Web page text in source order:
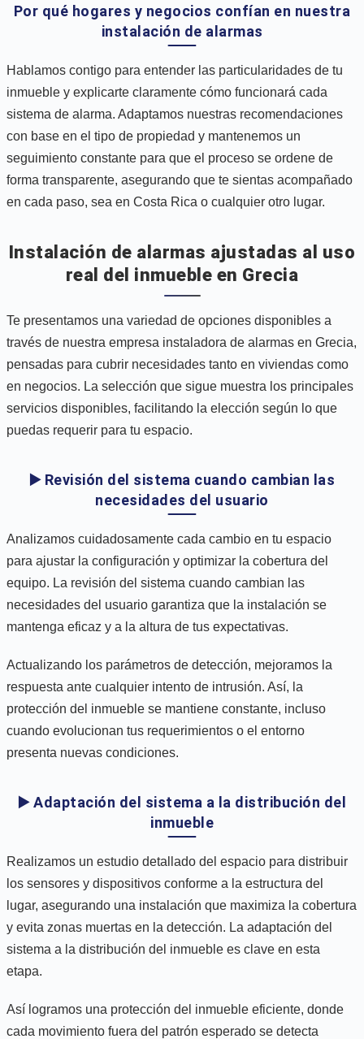
Por qué hogares y negocios confían en nuestra
instalación de alarmas
Hablamos contigo para entender las particularidades de tu
inmueble y explicarte claramente cómo funcionará cada
sistema de alarma. Adaptamos nuestras recomendaciones
con base en el tipo de propiedad y mantenemos un
seguimiento constante para que el proceso se ordene de
forma transparente, asegurando que te sientas acompañado
en cada paso, sea en Costa Rica o cualquier otro lugar.
Instalación de alarmas ajustadas al uso
real del inmueble en Grecia
Te presentamos una variedad de opciones disponibles a
través de nuestra empresa instaladora de alarmas en Grecia,
pensadas para cubrir necesidades tanto en viviendas como
en negocios. La selección que sigue muestra los principales
servicios disponibles, facilitando la elección según lo que
puedas requerir para tu espacio.
▶️ Revisión del sistema cuando cambian las
necesidades del usuario
Analizamos cuidadosamente cada cambio en tu espacio
para ajustar la configuración y optimizar la cobertura del
equipo. La revisión del sistema cuando cambian las
necesidades del usuario garantiza que la instalación se
mantenga eficaz y a la altura de tus expectativas.
Actualizando los parámetros de detección, mejoramos la
respuesta ante cualquier intento de intrusión. Así, la
protección del inmueble se mantiene constante, incluso
cuando evolucionan tus requerimientos o el entorno
presenta nuevas condiciones.
▶️ Adaptación del sistema a la distribución del
inmueble
Realizamos un estudio detallado del espacio para distribuir
los sensores y dispositivos conforme a la estructura del
lugar, asegurando una instalación que maximiza la cobertura
y evita zonas muertas en la detección. La adaptación del
sistema a la distribución del inmueble es clave en esta
etapa.
Así logramos una protección del inmueble eficiente, donde
cada movimiento fuera del patrón esperado se detecta